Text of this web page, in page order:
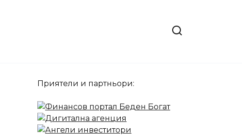
Приятели и партньори: